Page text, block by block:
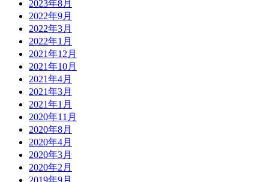
2023年8月
2022年9月
2022年3月
2022年1月
2021年12月
2021年10月
2021年4月
2021年3月
2021年1月
2020年11月
2020年8月
2020年4月
2020年3月
2020年2月